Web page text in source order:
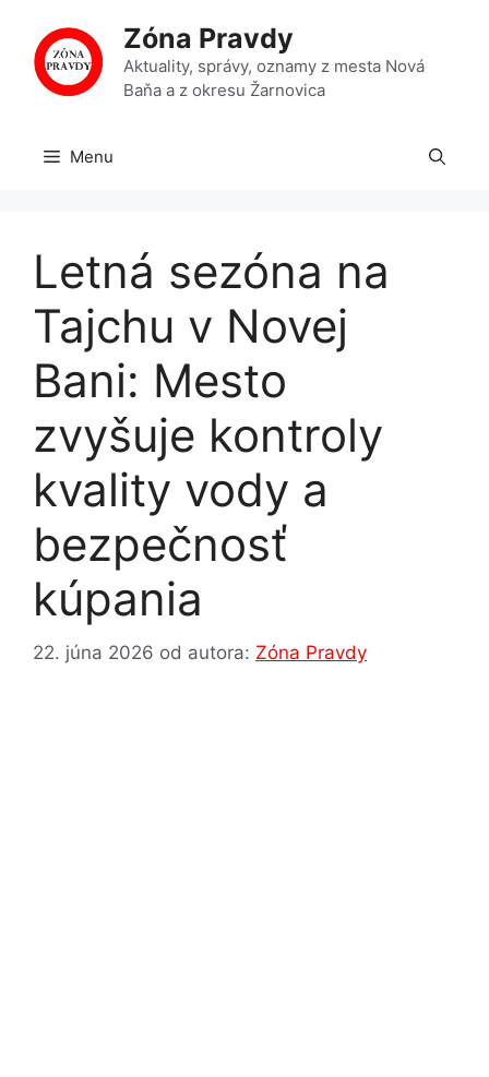
obsah
Zóna Pravdy
Aktuality, správy, oznamy z mesta Nová
Baňa a z okresu Žarnovica
Menu
Letná sezóna na
Tajchu v Novej
Bani: Mesto
zvyšuje kontroly
kvality vody a
bezpečnosť
kúpania
22. júna 2026 od autora: Zóna Pravdy